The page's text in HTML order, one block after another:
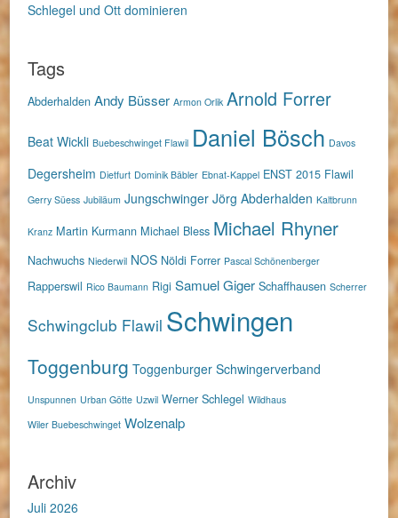
Schlegel und Ott dominieren
Tags
Abderhalden Andy Büsser Armon Orlik Arnold Forrer
Beat Wickli Buebeschwinget Flawil Daniel Bösch Davos
Degersheim Dietfurt Dominik Bäbler Ebnat-Kappel ENST 2015 Flawil
Gerry Süess Jubiläum Jungschwinger Jörg Abderhalden Kaltbrunn
Kranz Martin Kurmann Michael Bless Michael Rhyner
Nachwuchs Niederwil NOS Nöldi Forrer Pascal Schönenberger
Rapperswil Rico Baumann Rigi Samuel Giger Schaffhausen Scherrer
Schwingclub Flawil Schwingen
Toggenburg Toggenburger Schwingerverband
Unspunnen Urban Götte Uzwil Werner Schlegel Wildhaus
Wiler Buebeschwinget Wolzenalp
Archiv
Juli 2026